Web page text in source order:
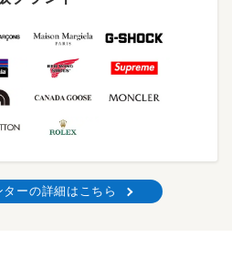
ーの詳細はこちら